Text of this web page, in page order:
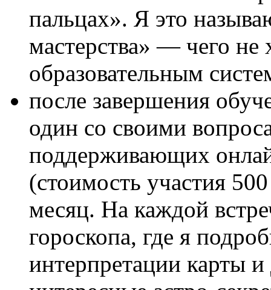
пальцах». Я это
мастерства» — чего не
образовательным
после завершения
один со своими
поддерживающих
(стоимость участия
месяц. На каждой
гороскопа, где я
интерпретации карты